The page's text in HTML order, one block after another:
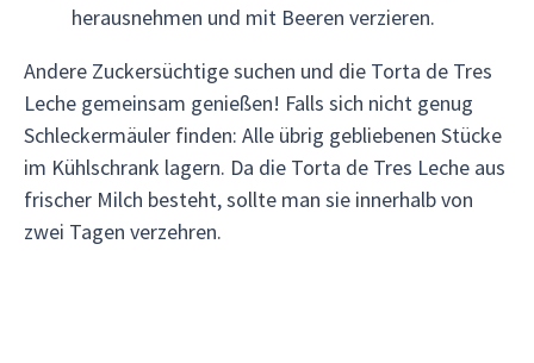
herausnehmen und mit Beeren verzieren.
Andere Zuckersüchtige suchen und die Torta de Tres
Leche gemeinsam genießen! Falls sich nicht genug
Schleckermäuler finden: Alle übrig gebliebenen Stücke
im Kühlschrank lagern. Da die Torta de Tres Leche aus
frischer Milch besteht, sollte man sie innerhalb von
zwei Tagen verzehren.